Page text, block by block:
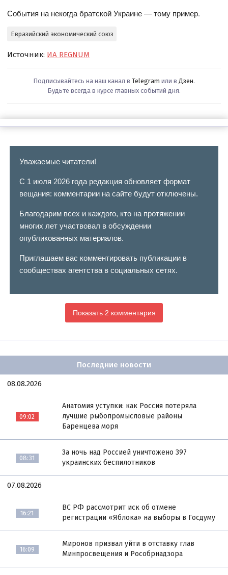
События на некогда братской Украине — тому пример.
Евразийский экономический союз
Источник: ИА REGNUM
Подписывайтесь на наш канал в Telegram или в Дзен.
Будьте всегда в курсе главных событий дня.
Уважаемые читатели!
С 1 июля 2026 года редакция обновляет формат
вещания: комментарии на сайте будут отключены.
Благодарим всех и каждого, кто на протяжении
многих лет участвовал в обсуждении
опубликованных материалов.
Приглашаем вас комментировать публикации в
сообществах агентства в социальных сетях.
Показать 2 комментария
Последние новости
08.08.2026
09:02
Анатомия уступки: как Россия потеряла
лучшие рыбопромысловые районы
Баренцева моря
08:31
За ночь над Россией уничтожено 397
украинских беспилотников
07.08.2026
16:21
ВС РФ рассмотрит иск об отмене
регистрации «Яблока» на выборы в Госдуму
16:09
Миронов призвал уйти в отставку глав
Минпросвещения и Рособрнадзора